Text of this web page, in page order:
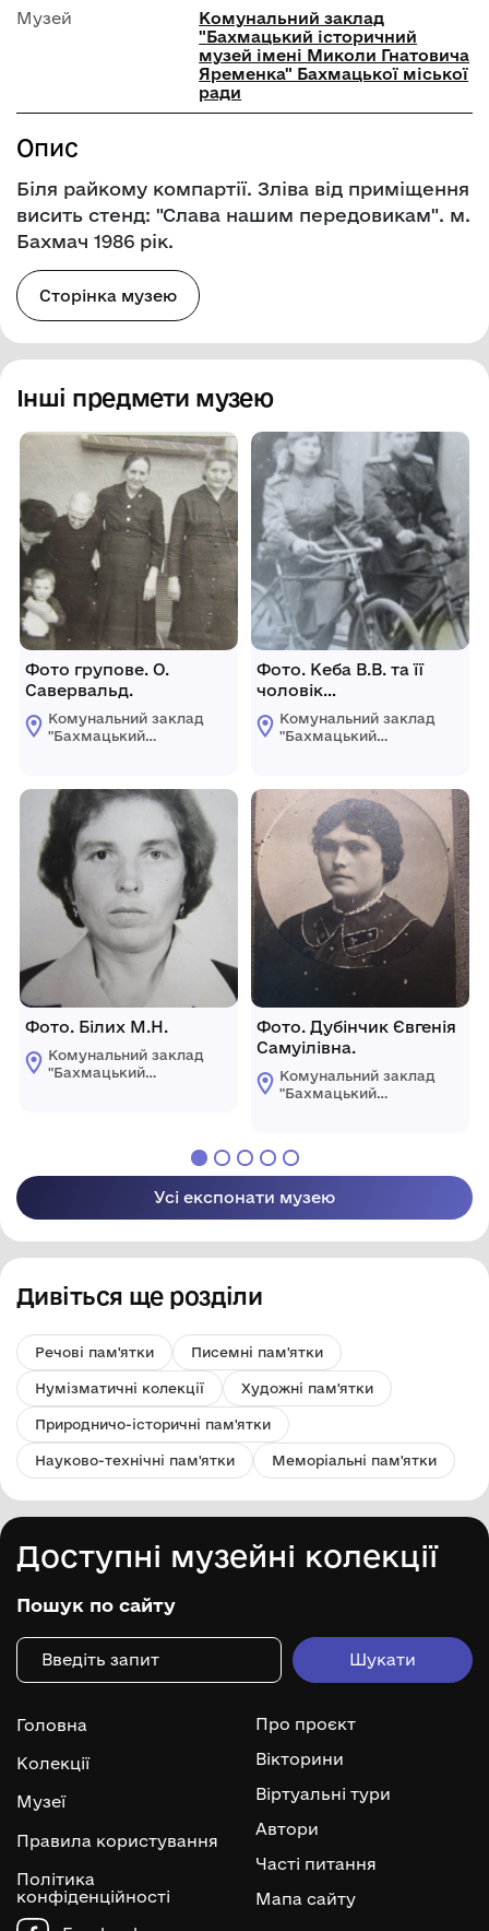
Музей
Комунальний заклад
"Бахмацький історичний
музей імені Миколи Гнатовича
Яременка" Бахмацької міської
ради
Опис
Біля райкому компартії. Зліва від приміщення
висить стенд: "Слава нашим передовикам". м.
Бахмач 1986 рік.
Сторінка музею
Інші предмети музею
Фото групове. О.
Савервальд.
Комунальний заклад
"Бахмацький
Гнатовича
Яременка"
Бахмацької міської
ради
Фото. Білих М.Н.
Комунальний заклад
"Бахмацький
Бахмацької міської
ради
Фото. Кеба В.В. та її
чоловік
(санінструктор) з
німецькими
Комунальний заклад
"Бахмацький
Гнатовича
Яременка"
Бахмацької міської
ради
Фото. Дубінчик Євгенія
Самуілівна.
Комунальний заклад
"Бахмацький
Яременка"
Бахмацької міської
ради
Усі експонати музею
Дивіться ще розділи
Речові пам'ятки Писемні пам'ятки
Нумізматичні колекції Художні пам'ятки
Природничо-історичні пам'ятки
Науково-технічні пам'ятки Меморіальні пам'ятки
Доступні музейні колекції
Пошук по сайту
Головна
Колекції
Музеї
Правила користування
Політика
конфіденційності
Про проєкт
Вікторини
Віртуальні тури
Автори
Часті питання
Мапа сайту